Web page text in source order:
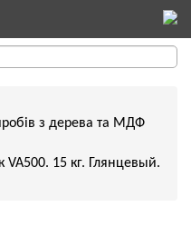
з дерева та МДФ
15 кг. Глянцевый.